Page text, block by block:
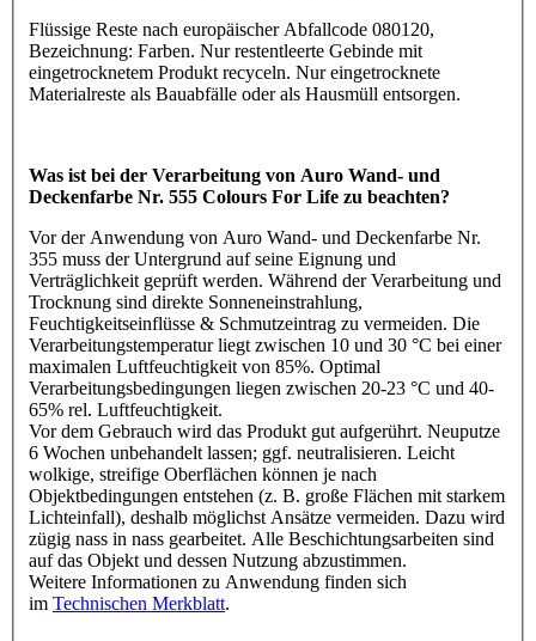
Flüssige Reste nach europäischer Abfallcode 080120,
Bezeichnung: Farben. Nur restentleerte Gebinde mit
eingetrocknetem Produkt recyceln. Nur eingetrocknete
Materialreste als Bauabfälle oder als Hausmüll entsorgen.
Was ist bei der Verarbeitung von Auro Wand- und
Deckenfarbe Nr. 555 Colours For Life zu beachten?
Vor der Anwendung von Auro Wand- und Deckenfarbe Nr.
355 muss der Untergrund auf seine Eignung und
Verträglichkeit geprüft werden. Während der Verarbeitung und
Trocknung sind direkte Sonneneinstrahlung,
Feuchtigkeitseinflüsse & Schmutzeintrag zu vermeiden. Die
Verarbeitungstemperatur liegt zwischen 10 und 30 °C bei einer
maximalen Luftfeuchtigkeit von 85%. Optimal
Verarbeitungsbedingungen liegen zwischen 20-23 °C und 40-
65% rel. Luftfeuchtigkeit.
Vor dem Gebrauch wird das Produkt gut aufgerührt. Neuputze
6 Wochen unbehandelt lassen; ggf. neutralisieren. Leicht
wolkige, streifige Oberflächen können je nach
Objektbedingungen entstehen (z. B. große Flächen mit starkem
Lichteinfall), deshalb möglichst Ansätze vermeiden. Dazu wird
zügig nass in nass gearbeitet. Alle Beschichtungsarbeiten sind
auf das Objekt und dessen Nutzung abzustimmen.
Weitere Informationen zu Anwendung finden sich
im Technischen Merkblatt.